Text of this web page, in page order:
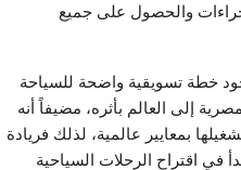
والحصول على جميع
خطة تسويقية واضحة للسياحة
إلى العالم بأثره، مضيفاً أنه
بمعايير عالمية، لذلك فريادة
في اقتراح الرحلات السياحية